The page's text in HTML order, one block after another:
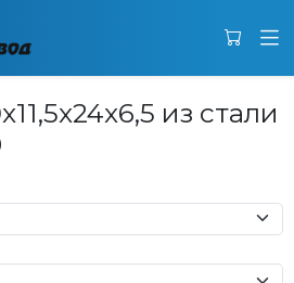
из стали